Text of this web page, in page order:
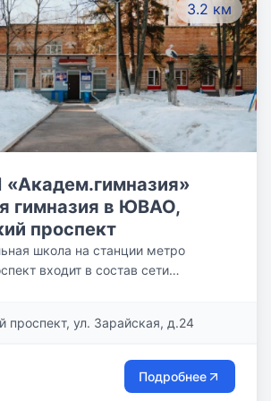
3.2 км
гимназия в ЮВАО,
проспект
школа на станции метро
входит в состав сети
административном округе на
в тихом жилом районе на
которой произошло от
проспект, ул. Зарайская, д.24
Подробнее